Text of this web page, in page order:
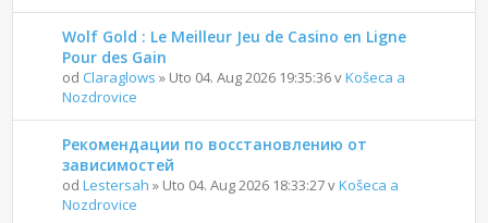
Wolf Gold : Le Meilleur Jeu de Casino en Ligne
Pour des Gain
od Claraglows » Uto 04. Aug 2026 19:35:36 vKošeca a
Nozdrovice
Рекомендации по восстановлению от
зависимостей
odLestersah » Uto 04. Aug 2026 18:33:27 vKošeca a
Nozdrovice